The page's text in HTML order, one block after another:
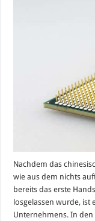
Nachdem das
wie aus dem nichts
bereits das erste
losgelassen wurde, ist
Unternehmens. In